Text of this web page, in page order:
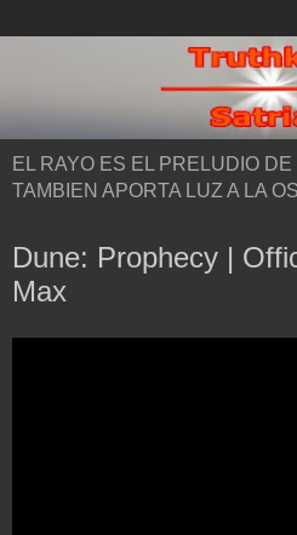
EL RAYO ES EL PRELUDIO
TAMBIEN APORTA LUZ A LA
Dune: Prophecy |
Max